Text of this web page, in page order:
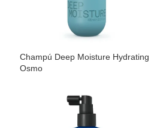
Champú Deep Moisture Hydrating
Osmo